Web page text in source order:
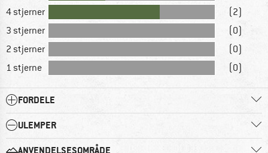
4 stjerner
(2)
3 stjerner
(0)
2 stjerner
(0)
1 stjerne
(0)
FORDELE
ULEMPER
ANVENDELSESOMRÅDE